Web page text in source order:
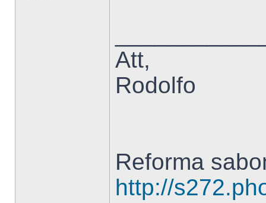
Att,
Rodolfo
Reforma
http://